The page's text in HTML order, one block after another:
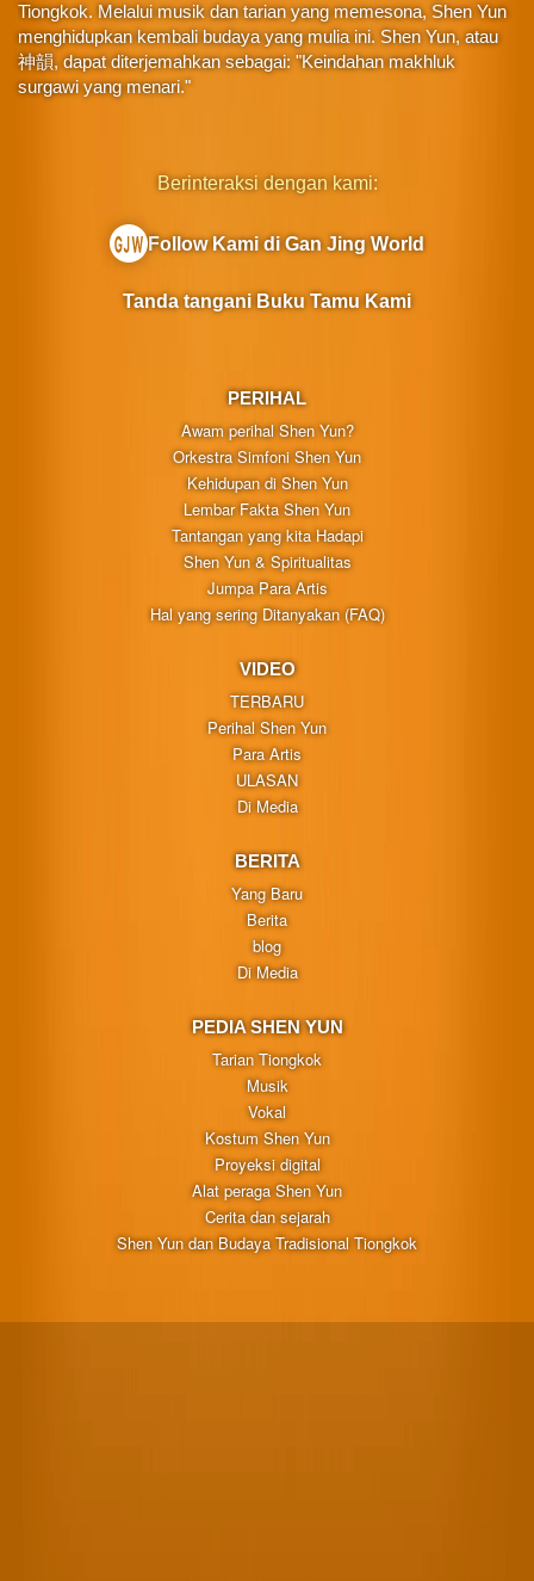
Tiongkok. Melalui musik dan tarian yang memesona, Shen Yun
menghidupkan kembali budaya yang mulia ini. Shen Yun, atau
神韻, dapat diterjemahkan sebagai: "Keindahan makhluk
surgawi yang menari."
PERIHAL
Awam perihal Shen Yun?
Orkestra Simfoni Shen Yun
Kehidupan di Shen Yun
Lembar Fakta Shen Yun
Tantangan yang kita Hadapi
Shen Yun & Spiritualitas
Jumpa Para Artis
Hal yang sering Ditanyakan (FAQ)
VIDEO
TERBARU
Perihal Shen Yun
Para Artis
ULASAN
Di Media
BERITA
Yang Baru
Berita
blog
Di Media
PEDIA SHEN YUN
Tarian Tiongkok
Musik
Vokal
Kostum Shen Yun
Proyeksi digital
Alat peraga Shen Yun
Cerita dan sejarah
Shen Yun dan Budaya Tradisional Tiongkok
Berinteraksi dengan kami:
Follow Kami di Gan Jing World
Tanda tangani Buku Tamu Kami